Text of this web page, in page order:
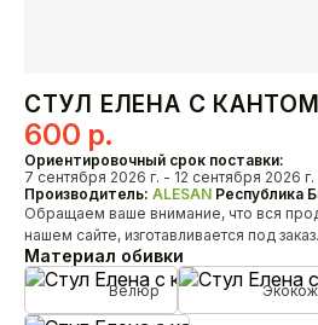
О нас
HoReCa
Доставка и оплата
Наши проекты
Дизайнерам
Дилерам
СТУЛ ЕЛЕНА С КАНТОМ
600 р.
Ориентировочный срок поставки:
7 сентября 2026 г. - 12 сентября 2026 г.
Производитель: ALESAN Республика
Обращаем ваше внимание, что вся
нашем сайте, изготавливается под заказ.
Материал обивки
Велюр